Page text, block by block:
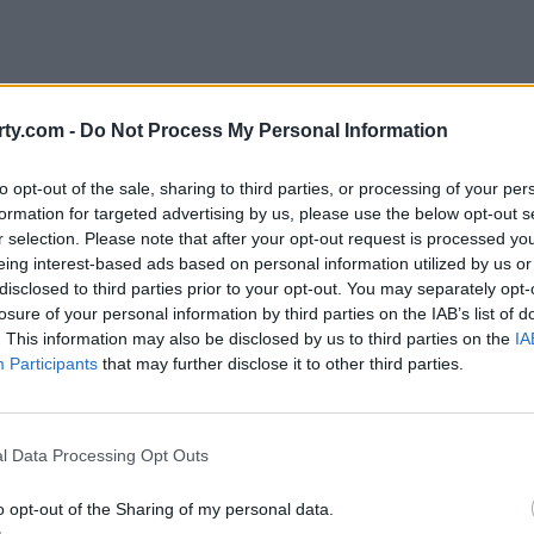
- Do Not Process My Personal Information
opt-out of the sale, sharing to third parties, or processing of your
for targeted advertising by us, please use the below opt-out
selection. Please note that after your opt-out request is processed
interest-based ads based on personal information utilized by us
to third parties prior to your opt-out. You may separately
of your personal information by third parties on the IAB’s list of
This information may also be disclosed by us to third parties on the
Participants that may further disclose it to other third parties.
Data Processing Opt Outs
opt-out of the Sharing of my personal data.
ως παρακαταθήκη, άλλες κατηγορήθηκαν
να διοργανώσουν το τουρνουά
διαδικασία, που συχνά επηρεάζει την πορεία
αγώνων.